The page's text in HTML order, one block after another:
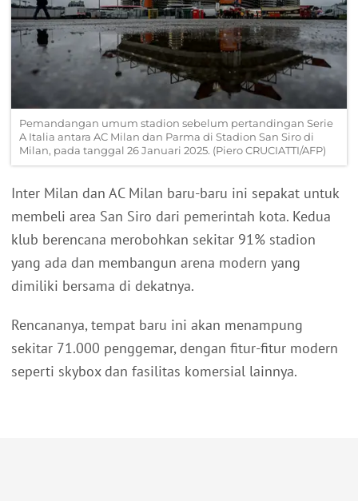
Pemandangan umum stadion sebelum pertandingan Serie
A Italia antara AC Milan dan Parma di Stadion San Siro di
Milan, pada tanggal 26 Januari 2025. (Piero CRUCIATTI/AFP)
Inter Milan dan AC Milan baru-baru ini sepakat untuk
membeli area San Siro dari pemerintah kota. Kedua
klub berencana merobohkan sekitar 91% stadion
yang ada dan membangun arena modern yang
dimiliki bersama di dekatnya.
Rencananya, tempat baru ini akan menampung
sekitar 71.000 penggemar, dengan fitur-fitur modern
seperti skybox dan fasilitas komersial lainnya.